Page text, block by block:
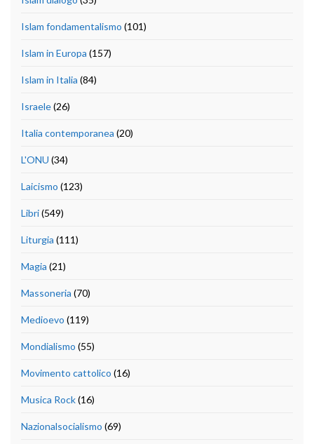
Islam fondamentalismo (101)
Islam in Europa (157)
Islam in Italia (84)
Israele(26)
Italia contemporanea (20)
L'ONU (34)
Laicismo (123)
Libri(549)
Liturgia (111)
Magia (21)
Massoneria (70)
Medioevo (119)
Mondialismo (55)
Movimento cattolico (16)
Musica Rock(16)
Nazionalsocialismo (69)